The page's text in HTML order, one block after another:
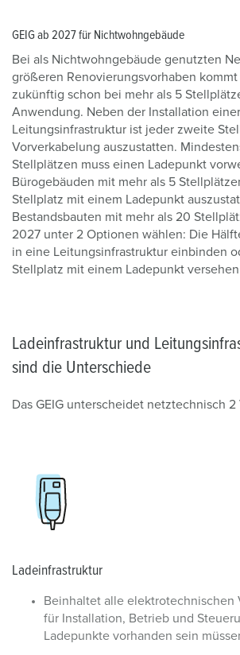
GEIG ab 2027 für Nichtwohngebäude
Bei als Nichtwohngebäude genutzten
größeren Renovierungsvorhaben kommt
zukünftig schon bei mehr als 5
Anwendung. Neben der Installation einer
Leitungsinfrastruktur ist jeder zweite
Vorverkabelung auszustatten.
Stellplätzen muss einen Ladepunkt
Bürogebäuden mit mehr als 5
Stellplatz mit einem Ladepunkt
Bestandsbauten mit mehr als 20
2027 unter 2 Optionen wählen: Die
in eine Leitungsinfrastruktur einbinden
Stellplatz mit einem Ladepunkt
Ladeinfrastruktur und
sind die Unterschiede
Das GEIG unterscheidet netztechnisch 2
Ladeinfrastruktur
Beinhaltet alle elektrotechnischen
für Installation, Betrieb und
Ladepunkte vorhanden sein